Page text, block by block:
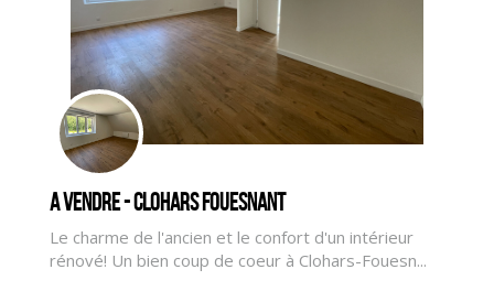
A vendre - CLOHARS FOUESNANT
Le charme de l'ancien et le confort d'un intérieur
rénové! Un bien coup de coeur à Clohars-Fouesn...